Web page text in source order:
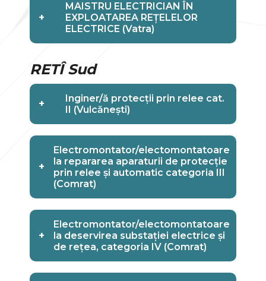
+
MAISTRU ELECTRICIAN ÎN
EXPLOATAREA REȚELELOR
ELECTRICE (Vatra)
RETÎ Sud
+
Inginer/ă protecții prin relee cat.
II (Vulcănești)
+
Electromontator/electomontatoare
la repararea aparaturii de protecție
prin relee și automatic categoria III
(Comrat)
+
Electromontator/electomontatoare
la deservirea substației electrice și
de rețea, categoria IV (Comrat)